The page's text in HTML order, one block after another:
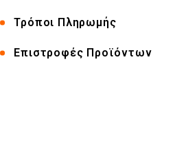
Τρόποι Πληρωμής
Επιστροφές Προϊόντων